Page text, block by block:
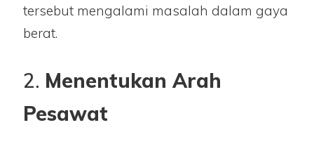
tersebut mengalami masalah dalam gaya
berat.
2. Menentukan Arah
Pesawat